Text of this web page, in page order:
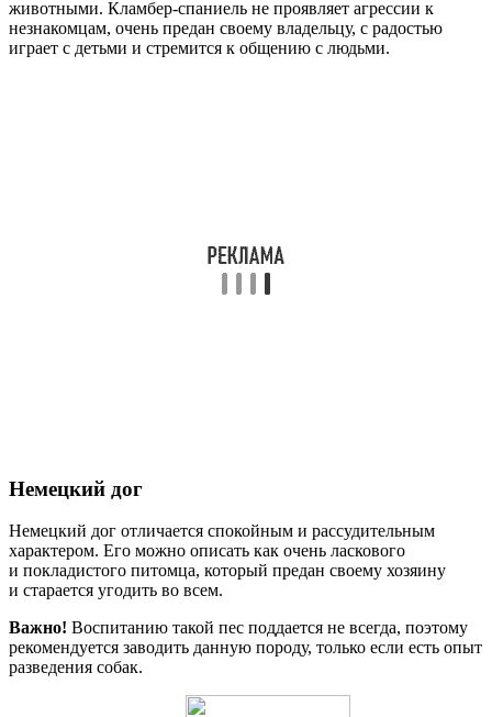
животными. Кламбер-спаниель не проявляет агрессии к
незнакомцам, очень предан своему владельцу, с радостью
играет с детьми и стремится к общению с людьми.
Немецкий дог
Немецкий дог отличается спокойным и рассудительным
характером. Его можно описать как очень ласкового
и покладистого питомца, который предан своему хозяину
и старается угодить во всем.
Важно! Воспитанию такой пес поддается не всегда, поэтому
рекомендуется заводить данную породу, только если есть опыт
разведения собак.